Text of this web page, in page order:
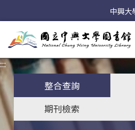
中興大
:::
整合查詢
期刊檢索